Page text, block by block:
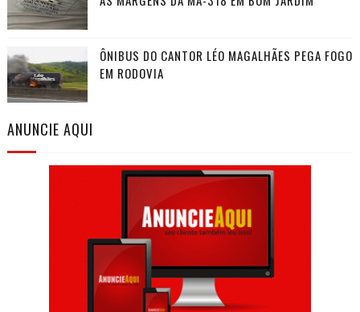
ÔNIBUS DO CANTOR LÉO MAGALHÃES PEGA FOGO
EM RODOVIA
ANUNCIE AQUI